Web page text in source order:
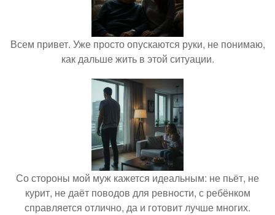
Всем привет. Уже просто опускаются руки, не понимаю,
как дальше жить в этой ситуации.
Со стороны мой муж кажется идеальным: не пьёт, не
курит, не даёт поводов для ревности, с ребёнком
справляется отлично, да и готовит лучше многих.